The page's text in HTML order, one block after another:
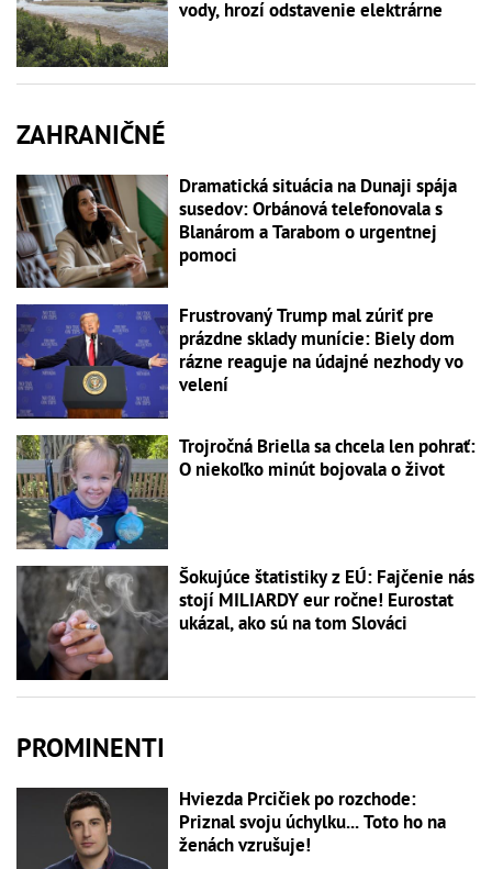
vody, hrozí odstavenie elektrárne
ZAHRANIČNÉ
Dramatická situácia na Dunaji spája
susedov: Orbánová telefonovala s
Blanárom a Tarabom o urgentnej
pomoci
Frustrovaný Trump mal zúriť pre
prázdne sklady munície: Biely dom
rázne reaguje na údajné nezhody vo
velení
Trojročná Briella sa chcela len pohrať:
O niekoľko minút bojovala o život
Šokujúce štatistiky z EÚ: Fajčenie nás
stojí MILIARDY eur ročne! Eurostat
ukázal, ako sú na tom Slováci
PROMINENTI
Hviezda Prcičiek po rozchode:
Priznal svoju úchylku... Toto ho na
ženách vzrušuje!